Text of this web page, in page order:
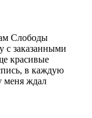
Слободы
с заказанными
красивые
в каждую
меня ждал